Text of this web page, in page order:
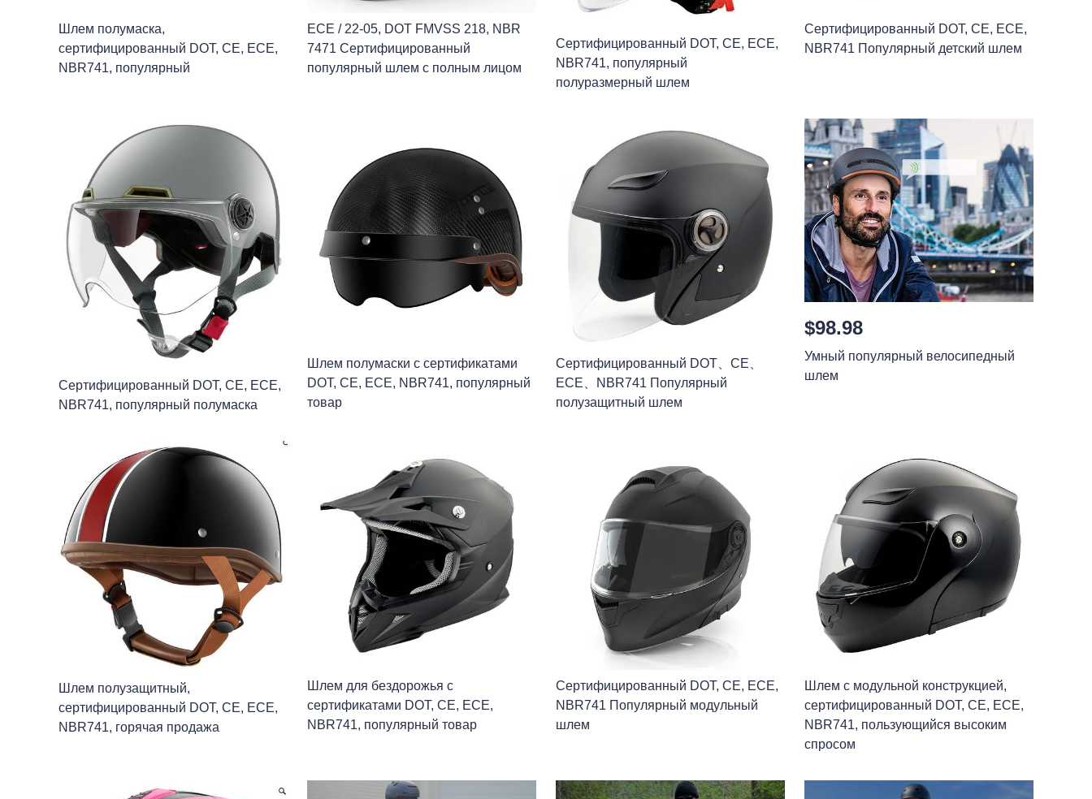
Шлем полумаска,
сертифицированный DOT, CE, ECE,
NBR741, популярный
ECE / 22-05, DOT FMVSS 218, NBR
7471 Сертифицированный
популярный шлем с полным лицом
Сертифицированный DOT, CE, ECE,
NBR741, популярный
полуразмерный шлем
Сертифицированный DOT, CE, ECE,
NBR741 Популярный детский шлем
Сертифицированный DOT, CE, ECE,
NBR741, популярный полумаска
Шлем полумаски с сертификатами
DOT, CE, ECE, NBR741, популярный
товар
Сертифицированный DOT、CE、
ECE、NBR741 Популярный
полузащитный шлем
$98.98
Умный популярный велосипедный
шлем
Шлем полузащитный,
сертифицированный DOT, CE, ECE,
NBR741, горячая продажа
Шлем для бездорожья с
сертификатами DOT, CE, ECE,
NBR741, популярный товар
Сертифицированный DOT, CE, ECE,
NBR741 Популярный модульный
шлем
Шлем с модульной конструкцией,
сертифицированный DOT, CE, ECE,
NBR741, пользующийся высоким
спросом